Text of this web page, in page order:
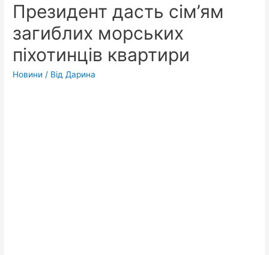
Президент дасть сім’ям
загиблих морських
піхотинців квартири
Новини / Від Дарина